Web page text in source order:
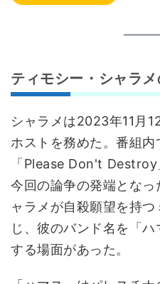
ティモシー・シャラ
シャラメは2023年11月
ホストを務めた。番組内
「Please Don't Destroy
今回の論争の発端とな
ャラメが自殺願望を持
じ、彼のバンド名を「
する場面があった。